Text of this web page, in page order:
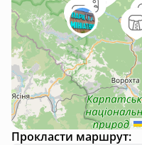
Прокласти маршрут: